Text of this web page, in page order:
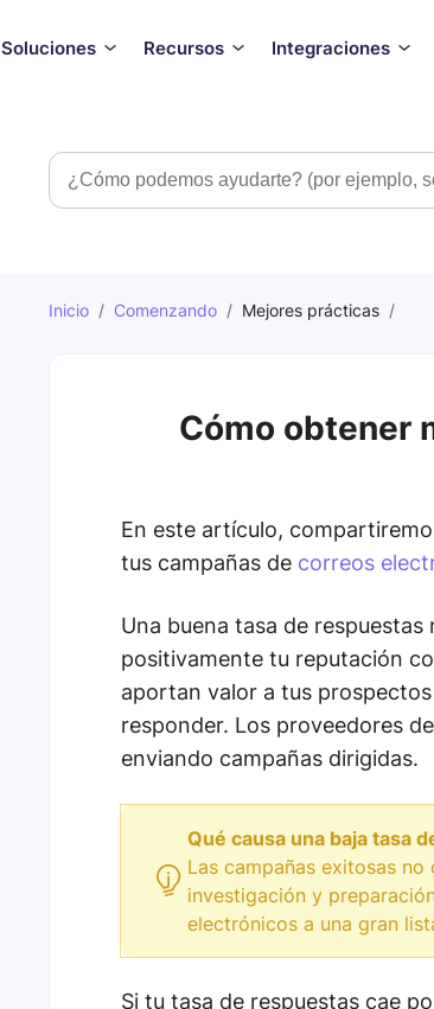
Soluciones Recursos Integraciones
Búsqueda
Inicio / Comenzando / Mejores prácticas /
Cómo obtener
En este artículo,
tus campañas de correos
Una buena tasa de
positivamente tu reputación
aportan valor a tus
responder. Los proveedores
enviando campañas dirigidas.
Qué causa una baja tasa
Las campañas exitosas
investigación y
electrónicos a una gran
Si tu tasa de respuestas cae